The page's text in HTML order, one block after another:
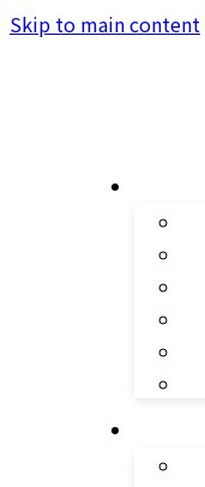
Skip to main content